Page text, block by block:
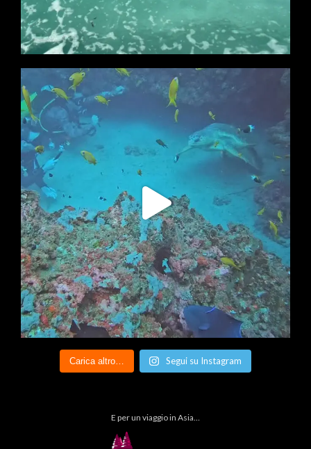
Carica altro… Segui su Instagram
E per un viaggio in Asia…